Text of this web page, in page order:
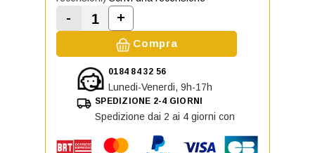
Diminuisci la quantità di Griglia sinistra
-
Aumenta la quantità di Griglia
+
Compra
0184 84 32 56
Lunedi-Venerdi, 9h-17h
SPEDIZIONE 2-4 GIORNI
Spedizione dai 2 ai 4 giorni con